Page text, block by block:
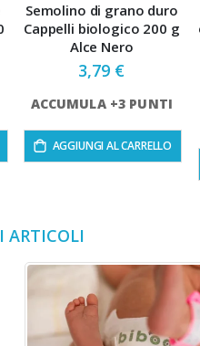
Semolino di grano duro
Cappelli biologico 200 g
Alce Nero
3,79 €
ACCUMULA +3 PUNTI
AGGIUNGI AL CARRELLO
ARTICOLI